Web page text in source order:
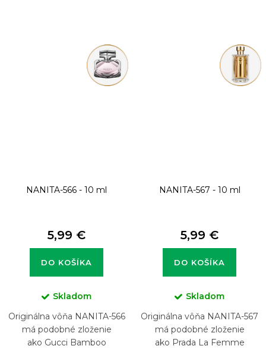
NANITA-566 - 10 ml
5,99 €
DO KOŠÍKA
Skladom
Originálna vôňa NANITA-566
má podobné zloženie
ako Gucci Bamboo
NANITA-567 - 10 ml
5,99 €
DO KOŠÍKA
Skladom
Originálna vôňa NANITA-567
má podobné zloženie
ako Prada La Femme